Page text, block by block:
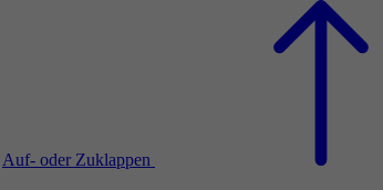
Auf- oder Zuklappen